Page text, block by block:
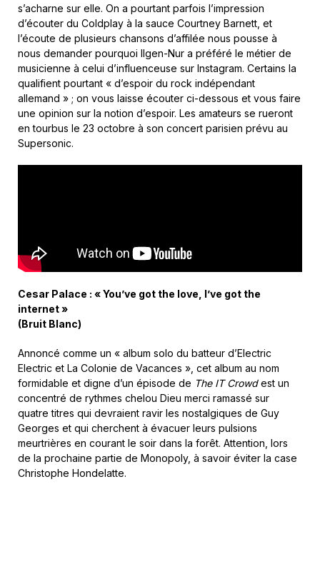
s’acharne sur elle. On a pourtant parfois l’impression
d’écouter du Coldplay à la sauce Courtney Barnett, et
l’écoute de plusieurs chansons d’affilée nous pousse à
nous demander pourquoi Ilgen-Nur a préféré le métier de
musicienne à celui d’influenceuse sur Instagram. Certains la
qualifient pourtant « d’espoir du rock indépendant
allemand » ; on vous laisse écouter ci-dessous et vous faire
une opinion sur la notion d’espoir. Les amateurs se rueront
en tourbus le 23 octobre à son concert parisien prévu au
Supersonic.
Cesar Palace : « You’ve got the love, I’ve got the
internet »
(Bruit Blanc)
Annoncé comme un « album solo du batteur d’Electric
Electric et La Colonie de Vacances », cet album au nom
formidable et digne d’un épisode de The IT Crowdest un
concentré de rythmes chelou Dieu merci ramassé sur
quatre titres qui devraient ravir les nostalgiques de Guy
Georges et qui cherchent à évacuer leurs pulsions
meurtrières en courant le soir dans la forêt. Attention, lors
de la prochaine partie de Monopoly, à savoir éviter la case
Christophe Hondelatte.